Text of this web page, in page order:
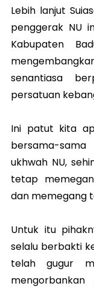
Lebih lanjut
penggerak NU
Kabupaten
senantiasa
persatuan
Ini patut kita
bersama-
ukhwah NU,
tetap
dan memegang
Untuk itu
selalu berbakti
telah gugur